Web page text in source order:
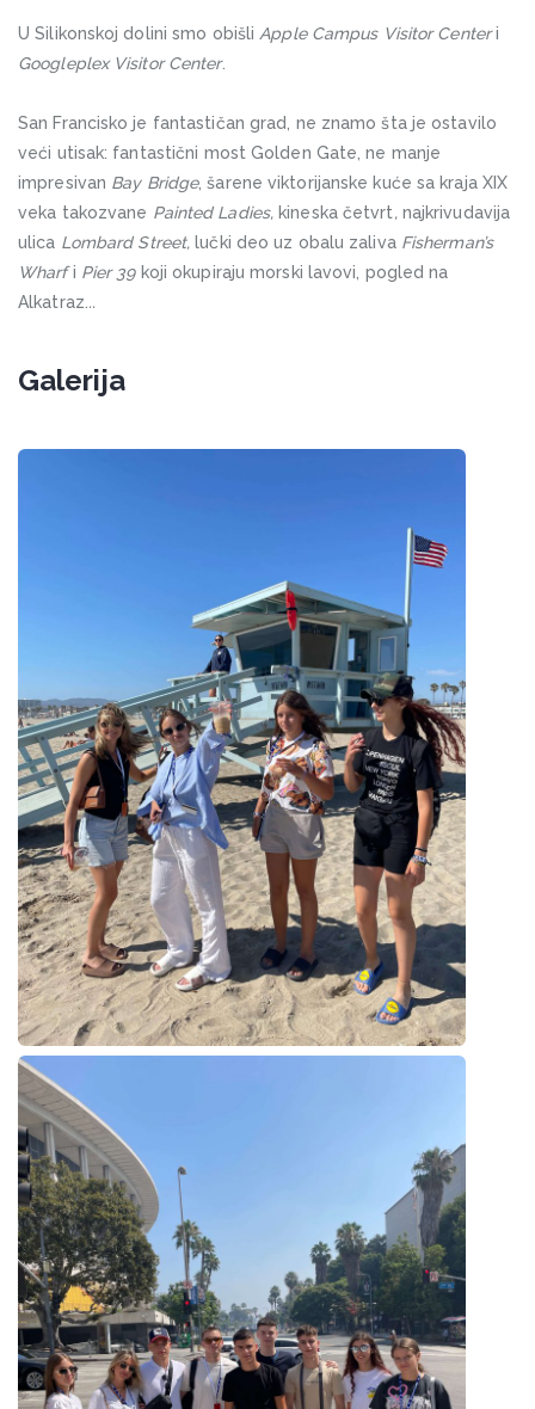
U Silikonskoj dolini smo obišli Apple Campus Visitor Centeri
Googleplex Visitor Center.
San Francisko je fantastičan grad, ne znamo šta je ostavilo
veći utisak: fantastični most Golden Gate, ne manje
impresivan Bay Bridge, šarene viktorijanske kuće sa kraja XIX
veka takozvane Painted Ladies,kineska četvrt, najkrivudavija
ulica Lombard Street,lučki deo uz obalu zaliva Fisherman’s
Wharfi Pier 39 koji okupiraju morski lavovi, pogled na
Alkatraz. ..
Galerija